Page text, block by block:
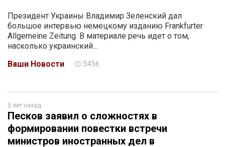
Президент Украины Владимир Зеленский дал
большое интервью немецкому изданию Frankfurter
Allgemeine Zeitung. В материале речь идет о том,
насколько украинский…
Ваши Новости
5456
5 лет назад
Песков заявил о сложностях в
формировании повестки встречи
министров иностранных дел в